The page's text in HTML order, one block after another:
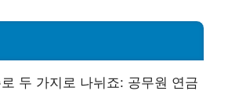
두 가지로 나뉘죠: 공무원 연금